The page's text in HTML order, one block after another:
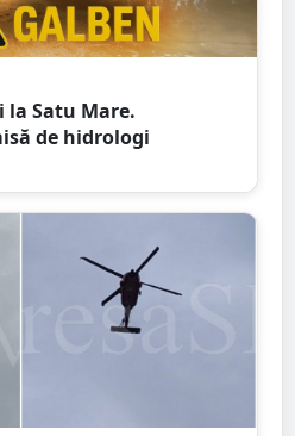
Satu Mare.
de hidrologi